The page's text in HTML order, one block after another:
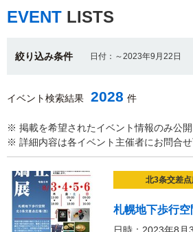
EVENT LISTS
絞り込み条件 日付：～2023年9月22日
イベント検索結果 2028 件
※ 掲載を希望されたイベント情報のみ公開
※ 詳細内容は各イベント主催者にお問合せ
北3条交差点
札幌地下歩行